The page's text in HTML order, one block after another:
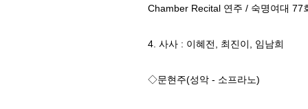
Chamber Recital 연주 / 숙명여대 77
4. 사사 : 이혜전, 최진이, 임남희
◇문현주(성악 - 소프라노)